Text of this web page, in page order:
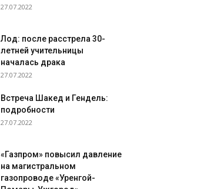
27.07.2022
Лод: после расстрела 30-
летней учительницы
началась драка
27.07.2022
Встреча Шакед и Гендель:
подробности
27.07.2022
«Газпром» повысил давление
на магистральном
газопроводе «Уренгой-